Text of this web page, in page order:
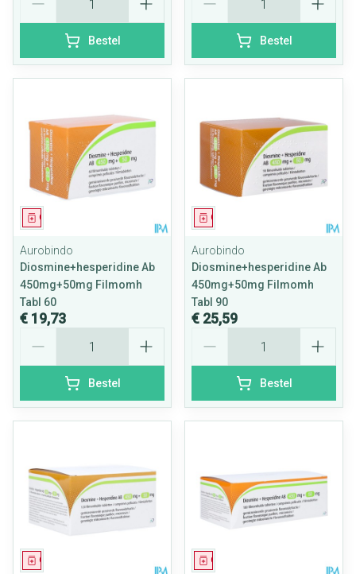
Bestel Bestel
Geneesmiddel
Aurobindo
Diosmine+hesperidine Ab
450mg+50mg Filmomh
Tabl 60
€ 19,73
Bestel
Geneesmiddel
Aurobindo
Diosmine+hesperidine Ab
450mg+50mg Filmomh
Tabl 90
€ 25,59
Bestel
Geneesmiddel Geneesmiddel